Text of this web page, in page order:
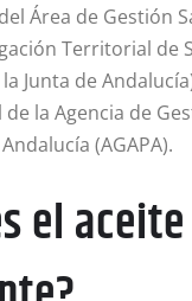
Área de Gestión
Territorial de
Junta de
la Agencia de
(AGAPA).
el aceite